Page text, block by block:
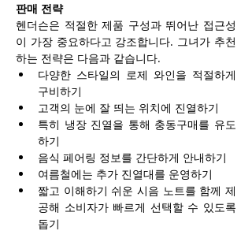
판매 전략
헨더슨은 적절한 제품 구성과 뛰어난 접근성
이 가장 중요하다고 강조합니다. 그녀가 추천
하는 전략은 다음과 같습니다.
다양한 스타일의 로제 와인을 적절하게
구비하기
고객의 눈에 잘 띄는 위치에 진열하기
특히 냉장 진열을 통해 충동구매를 유도
하기
음식 페어링 정보를 간단하게 안내하기
여름철에는 추가 진열대를 운영하기
짧고 이해하기 쉬운 시음 노트를 함께 제
공해 소비자가 빠르게 선택할 수 있도록
돕기